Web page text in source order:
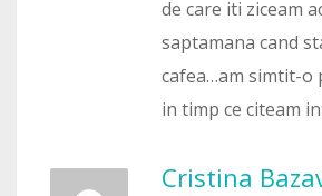
de care iti ziceam
saptamana cand
cafea…am simtit-o
in timp ce citeam
Cristina